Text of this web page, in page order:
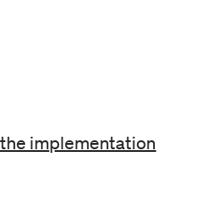
implementation